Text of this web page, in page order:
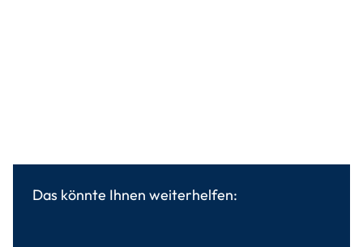
Das könnte Ihnen weiterhelfen: